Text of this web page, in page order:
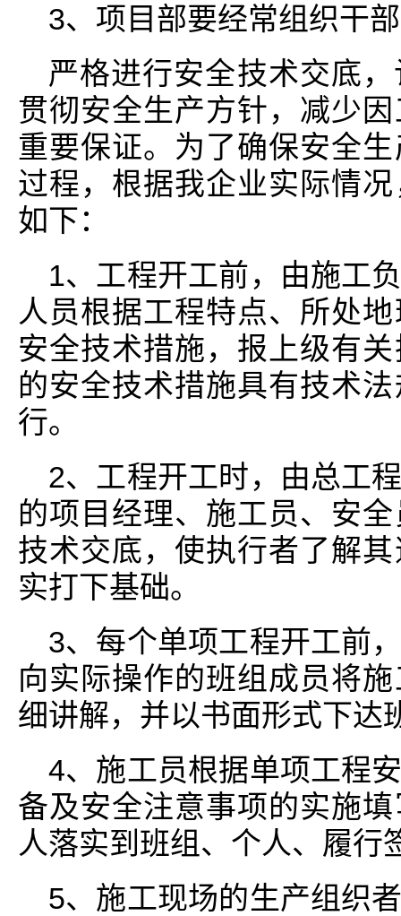
3、项目部要经常组织干
严格进行安全技术交底
贯彻安全生产方针，减少
重要保证。为了确保安全
过程，根据我企业实际情
如下：
1、工程开工前，由施工
人员根据工程特点、所处
安全技术措施，报上级有
的安全技术措施具有技术
行。
2、工程开工时，由总工
的项目经理、施工员、安
技术交底，使执行者了解
实打下基础。
3、每个单项工程开工前
向实际操作的班组成员将
细讲解，并以书面形式下达
4、施工员根据单项工程
备及安全注意事项的实施
人落实到班组、个人、履行
5、施工现场的生产组织